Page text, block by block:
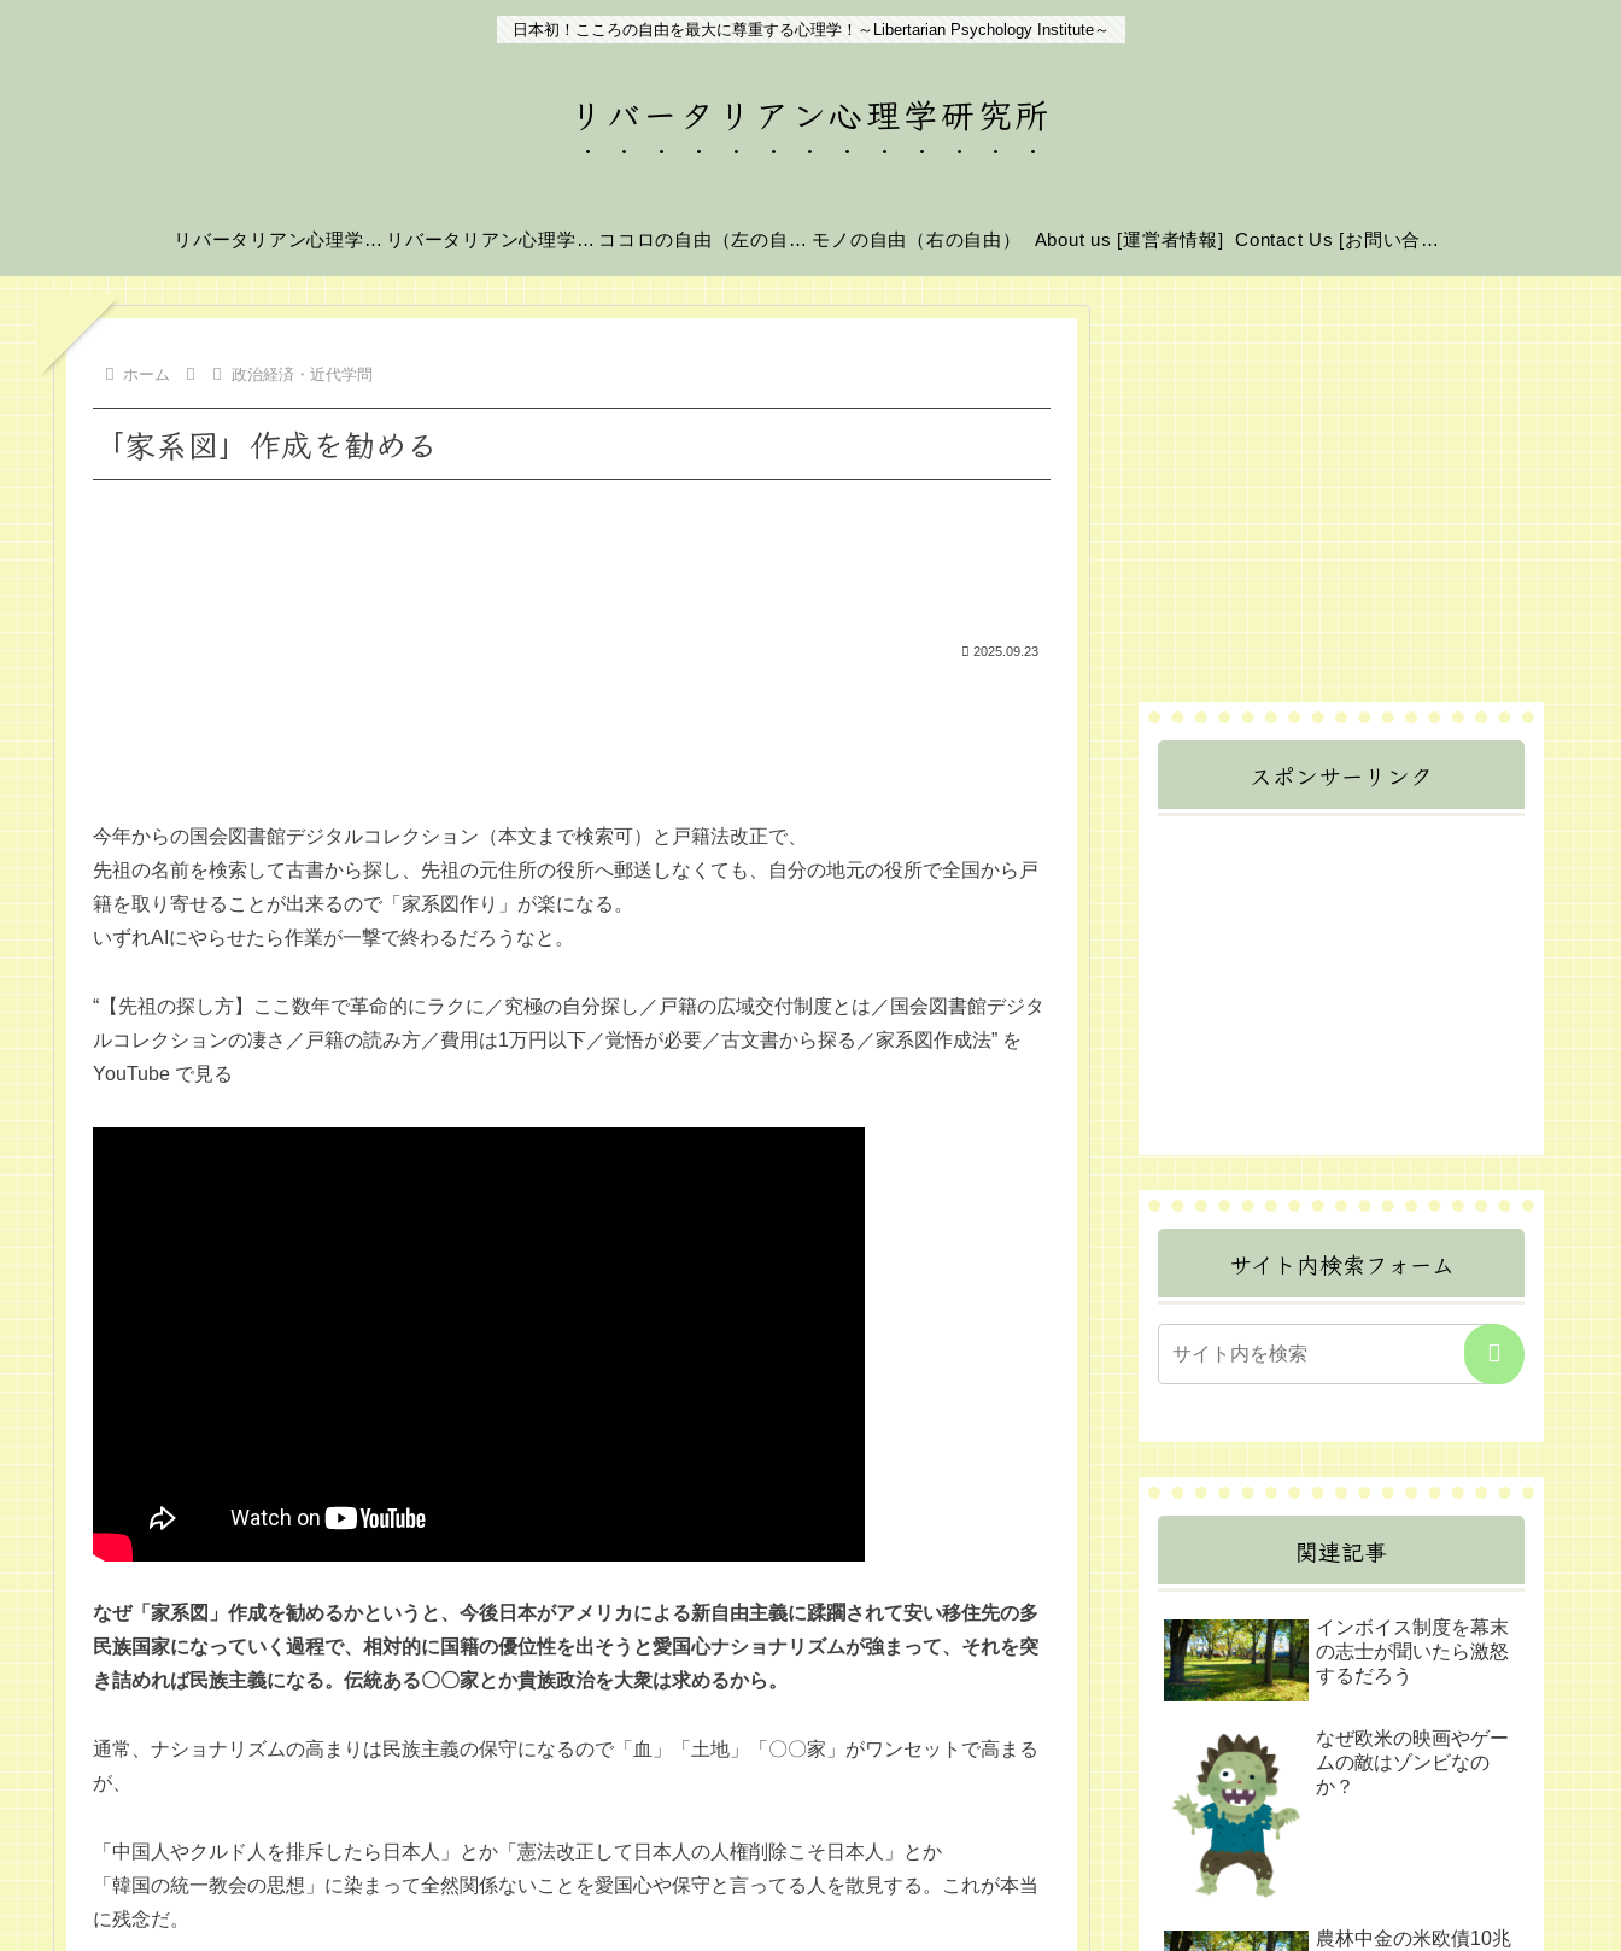
日本初！こころの自由を最大に尊重する心理学！～Libertarian Psychology Institute～
リバータリアン心理学研究所
リバータリアン心理学の世界へようこそ！ リバータリアン心理学とは？ ココロの自由（左の自由） モノの自由（右の自由） About us [運営者情報] Contact Us [お問い合わせ]
ホーム 政治経済・近代学問
「家系図」作成を勧める
2025.09.23
今年からの国会図書館デジタルコレクション（本文まで検索可）と戸籍法改正で、
先祖の名前を検索して古書から探し、先祖の元住所の役所へ郵送しなくても、自分の地元の役所で全国から戸
籍を取り寄せることが出来るので「家系図作り」が楽になる。
いずれAIにやらせたら作業が一撃で終わるだろうなと。
“【先祖の探し方】ここ数年で革命的にラクに／究極の自分探し／戸籍の広域交付制度とは／国会図書館デジタ
ルコレクションの凄さ／戸籍の読み方／費用は1万円以下／覚悟が必要／古文書から探る／家系図作成法” を
YouTube で見る
なぜ「家系図」作成を勧めるかというと、今後日本がアメリカによる新自由主義に蹂躙されて安い移住先の多
民族国家になっていく過程で、相対的に国籍の優位性を出そうと愛国心ナショナリズムが強まって、それを突
き詰めれば民族主義になる。伝統ある〇〇家とか貴族政治を大衆は求めるから。
通常、ナショナリズムの高まりは民族主義の保守になるので「血」「土地」「〇〇家」がワンセットで高まる
が、
「中国人やクルド人を排斥したら日本人」とか「憲法改正して日本人の人権削除こそ日本人」とか
「韓国の統一教会の思想」に染まって全然関係ないことを愛国心や保守と言ってる人を散見する。これが本当
に残念だ。
スポンサーリンク
サイト内検索フォーム
関連記事
インボイス制度を幕末
の志士が聞いたら激怒
するだろう
なぜ欧米の映画やゲー
ムの敵はゾンビなの
か？
農林中金の米欧債10兆